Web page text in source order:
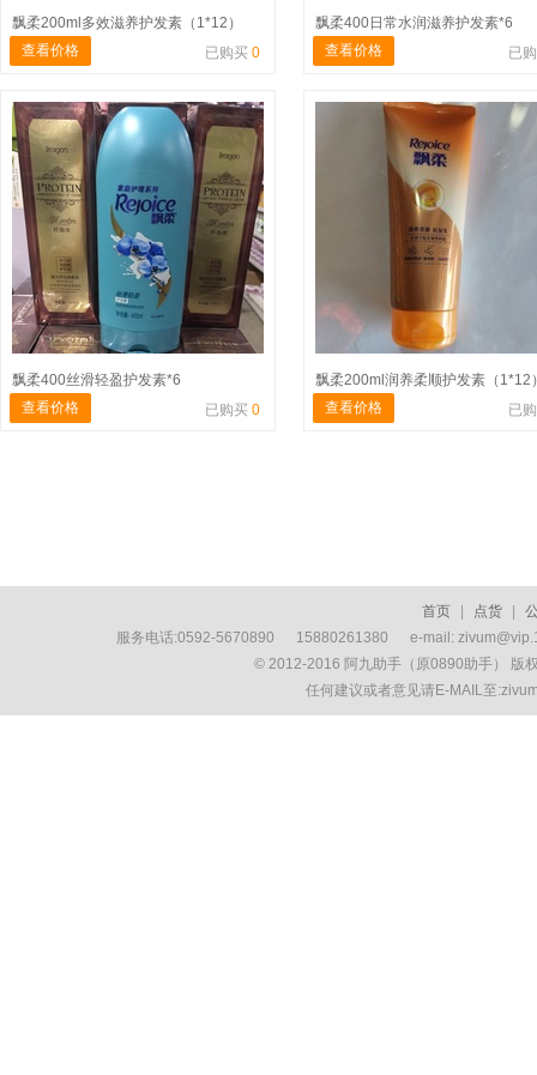
飘柔200ml多效滋养护发素（1*12）
查看价格
已购买 0
飘柔400日常水润滋养护发素*6
查看价格
已
飘柔400丝滑轻盈护发素*6
查看价格
已购买 0
飘柔200ml润养柔顺护发素（1*12
查看价格
已
首页 点货
服务电话:0592-5670890 15880261380 e-mail:
© 2012-2016 阿九助手（原0890助手） 版
任何建议或者意见请E-MAIL至